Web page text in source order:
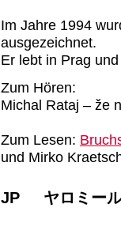
Im Jahre 1994
ausgezeichnet.
Er lebt in Prag
Zum Hören:
Michal Rataj – že
Zum Lesen:
und Mirko
JP ヤロミール